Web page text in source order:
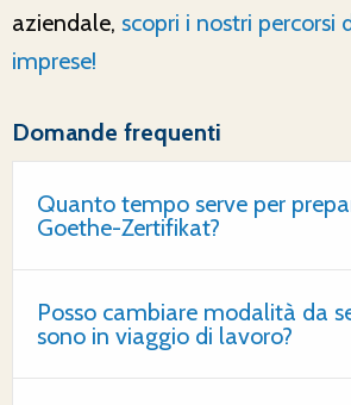
aziendale, scopri i nostri percorsi
imprese!
Domande frequenti
Quanto tempo serve per
Goethe-Zertifikat?
Posso cambiare modalità da
sono in viaggio di lavoro?